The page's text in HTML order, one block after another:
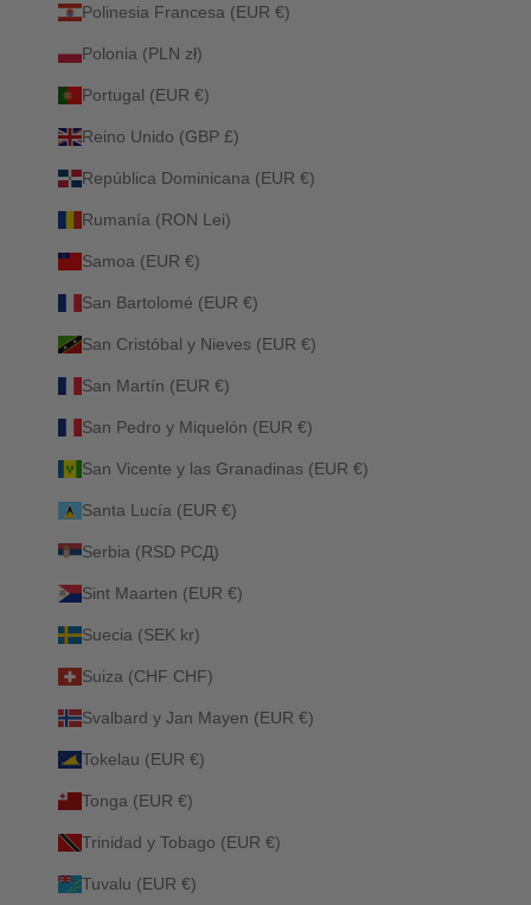
Polinesia Francesa (EUR €)
Polonia (PLN zł)
Portugal (EUR €)
Reino Unido (GBP £)
República Dominicana (EUR €)
Rumanía (RON Lei)
Samoa (EUR €)
San Bartolomé (EUR €)
San Cristóbal y Nieves (EUR €)
San Martín (EUR €)
San Pedro y Miquelón (EUR €)
San Vicente y las Granadinas (EUR €)
Santa Lucía (EUR €)
Serbia (RSD РСД)
Sint Maarten (EUR €)
Suecia (SEK kr)
Suiza (CHF CHF)
Svalbard y Jan Mayen (EUR €)
Tokelau (EUR €)
Tonga (EUR €)
Trinidad y Tobago (EUR €)
Tuvalu (EUR €)